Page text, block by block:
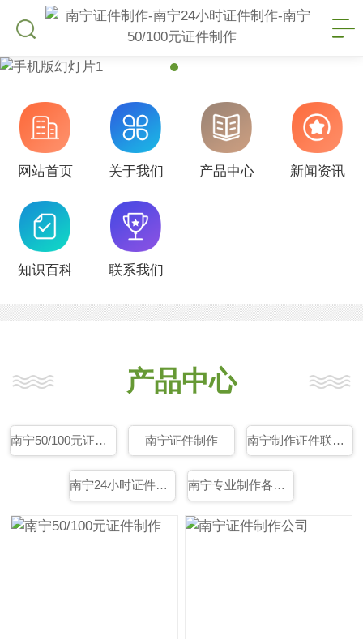
网站首页 关于我们 产品中心 新闻资讯
知识百科 联系我们
产品中心
南宁50/100元证件制作 南宁证件制作 南宁制作证件联系方式
南宁24小时证件制作 南宁专业制作各种证件